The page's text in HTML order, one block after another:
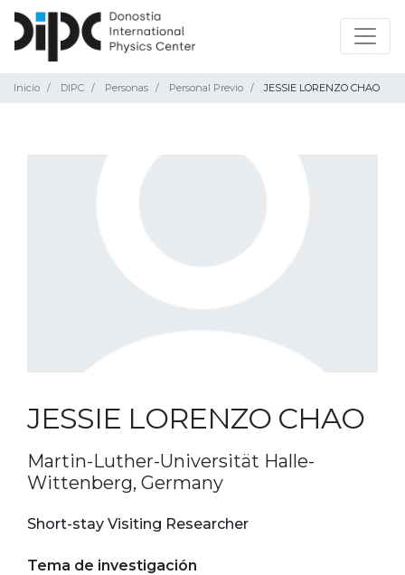
Inicio DIPC Personas Personal Previo JESSIE LORENZO CHAO
JESSIE LORENZO CHAO
Martin-Luther-Universität Halle-
Wittenberg, Germany
Short-stay Visiting Researcher
Tema de investigación